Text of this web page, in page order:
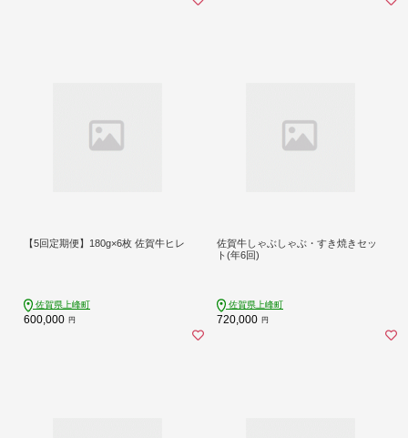
【5回定期便】180g×6枚 佐賀牛ヒレ
佐賀県上峰町
600,000 円
佐賀牛しゃぶしゃぶ・すき焼きセッ
ト(年6回)
佐賀県上峰町
720,000 円